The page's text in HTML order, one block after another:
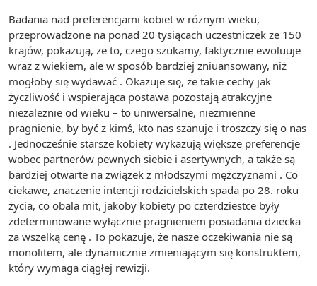
Badania nad preferencjami kobiet w różnym wieku,
przeprowadzone na ponad 20 tysiącach uczestniczek ze 150
krajów, pokazują, że to, czego szukamy, faktycznie ewoluuje
wraz z wiekiem, ale w sposób bardziej zniuansowany, niż
mogłoby się wydawać . Okazuje się, że takie cechy jak
życzliwość i wspierająca postawa pozostają atrakcyjne
niezależnie od wieku – to uniwersalne, niezmienne
pragnienie, by być z kimś, kto nas szanuje i troszczy się o nas
. Jednocześnie starsze kobiety wykazują większe preferencje
wobec partnerów pewnych siebie i asertywnych, a także są
bardziej otwarte na związek z młodszymi mężczyznami . Co
ciekawe, znaczenie intencji rodzicielskich spada po 28. roku
życia, co obala mit, jakoby kobiety po czterdziestce były
zdeterminowane wyłącznie pragnieniem posiadania dziecka
za wszelką cenę . To pokazuje, że nasze oczekiwania nie są
monolitem, ale dynamicznie zmieniającym się konstruktem,
który wymaga ciągłej rewizji.